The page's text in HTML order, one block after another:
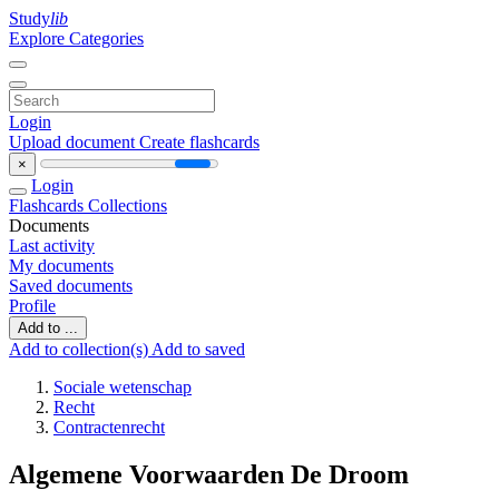
Studylib
Explore Categories
Login
Upload document Create flashcards
×
Login
Flashcards Collections
Documents
Last activity
My documents
Saved documents
Profile
Add to ...
Add to collection(s) Add to saved
Sociale wetenschap
Recht
Contractenrecht
Algemene Voorwaarden De Droom